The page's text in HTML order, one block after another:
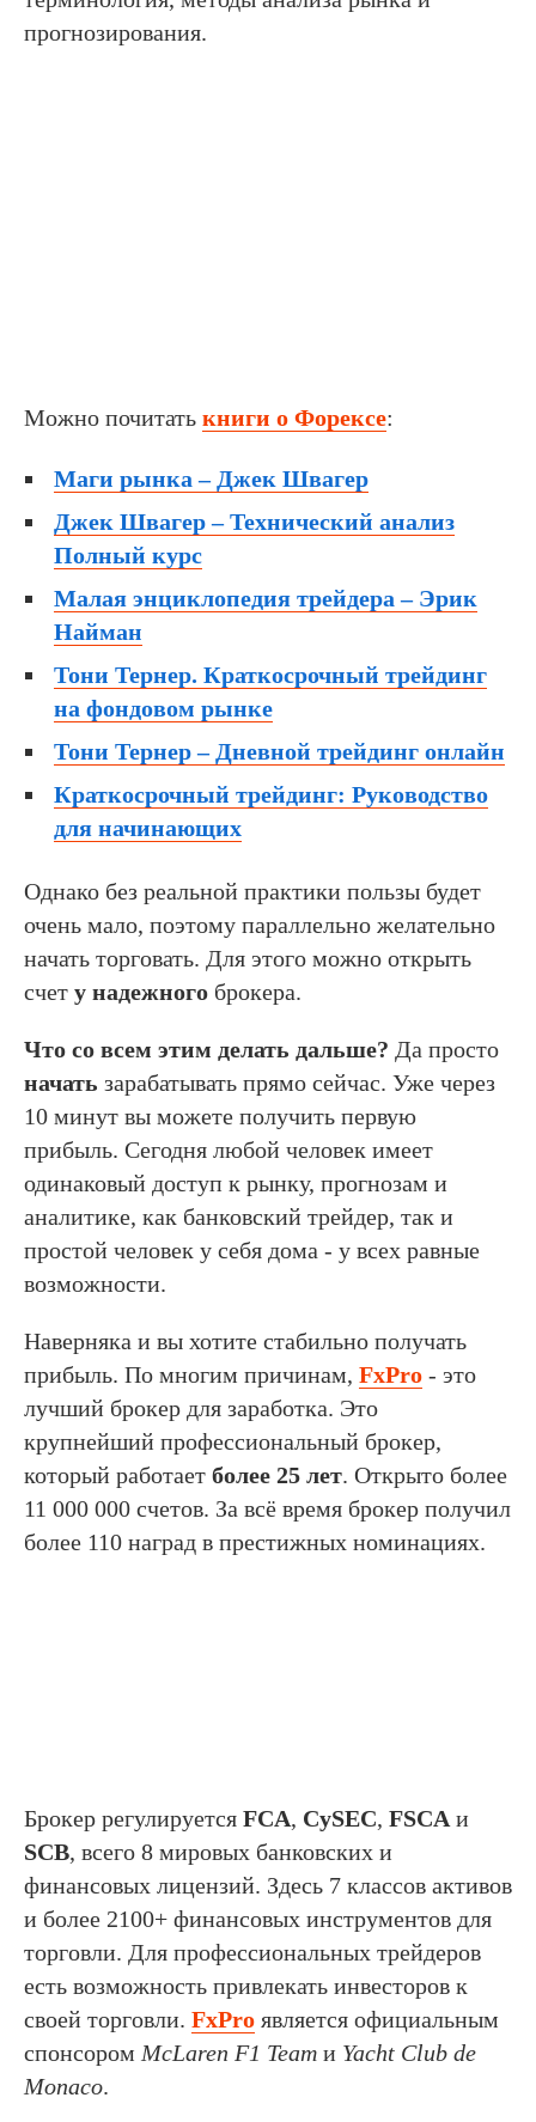
прогнозирования.
Можно почитать книги о Форексе:
Маги рынка – Джек Швагер
Джек Швагер – Технический анализ
Полный курс
Малая энциклопедия трейдера – Эрик
Найман
Тони Тернер. Краткосрочный трейдинг
на фондовом рынке
Тони Тернер – Дневной трейдинг онлайн
Краткосрочный трейдинг: Руководство
для начинающих
Однако без реальной практики пользы будет
очень мало, поэтому параллельно желательно
начать торговать. Для этого можно открыть
счет у надежного брокера.
Что со всем этим делать дальше? Да просто
начать зарабатывать прямо сейчас. Уже через
10 минут вы можете получить первую
прибыль. Сегодня любой человек имеет
одинаковый доступ к рынку, прогнозам и
аналитике, как банковский трейдер, так и
простой человек у себя дома - у всех равные
возможности.
Наверняка и вы хотите стабильно получать
прибыль. По многим причинам, FxPro - это
лучший брокер для заработка. Это
крупнейший профессиональный брокер,
который работает более 25 лет. Открыто более
11 000 000 счетов. За всё время брокер получил
более 110 наград в престижных номинациях.
Брокер регулируется FCA, CySEC, FSCA и
SCB, всего 8 мировых банковских и
финансовых лицензий. Здесь 7 классов активов
и более 2100+ финансовых инструментов для
торговли. Для профессиональных трейдеров
есть возможность привлекать инвесторов к
своей торговли. FxPro является официальным
спонсором McLaren F1 Team и Yacht Club de
Monaco.